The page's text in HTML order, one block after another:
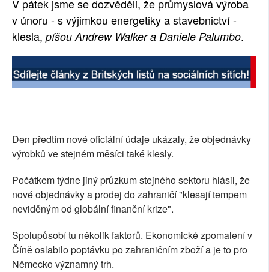
SOCIÁLNÍ SÍTĚ
RUBRIKY
PLNÁ VERZE STRÁNEK
V pátek jsme se dozvěděli, že průmyslová výroba
v únoru - s výjimkou energetiky a stavebnictví -
klesla, píšou Andrew Walker a Daniele Palumbo.
Den předtím nové oficiální údaje ukázaly, že objednávky
výrobků ve stejném měsíci také klesly.
Počátkem týdne jiný průzkum stejného sektoru hlásil, že
nové objednávky a prodej do zahraničí "klesají tempem
neviděným od globální finanční krize".
Spolupůsobí tu několik faktorů. Ekonomické zpomalení v
Číně oslabilo poptávku po zahraničním zboží a je to pro
Německo významný trh.